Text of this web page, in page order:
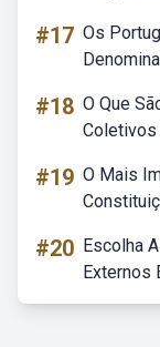
#17 Os
#18 O Que
Coletivos
#19 O Mais
#20 Escolha
Externos